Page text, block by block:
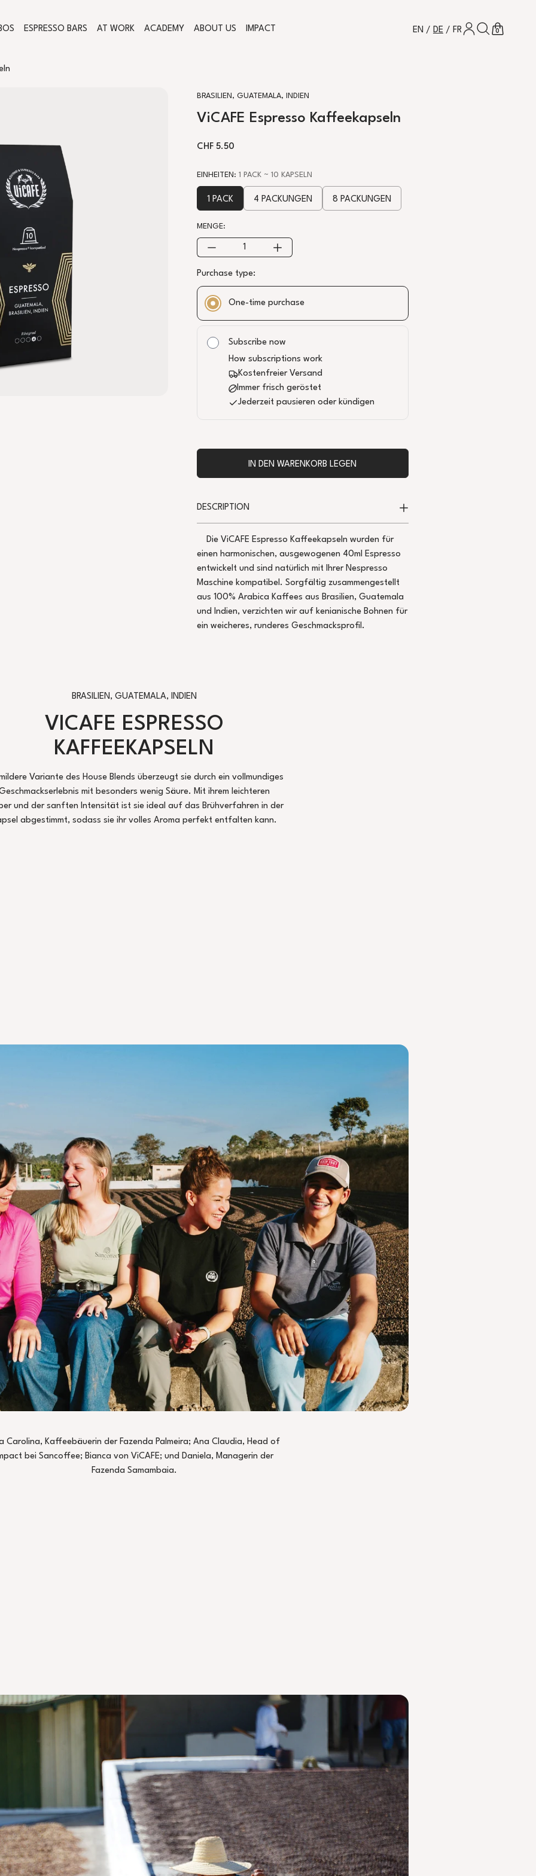
ESPRESSO BARS AT WORK ACADEMY ABOUT US IMPACT EN / DE / FREINLOGGEN
SUCHEN
0
BRASILIEN, GUATEMALA, INDIEN
ViCAFE Espresso Kaffeekapseln
NORMALER PREIS
CHF 5.50
EINHEITEN : 1 PACK~ 10 KAPSELN
1 PACK 4 PACKUNGEN 8 PACKUNGEN
MENGE:
Purchase type:
One-time purchase
Subscribe now
How subscriptions work
Kostenfreier Versand
Immer frisch geröstet
Jederzeit pausieren oder kündigen
IN DEN WARENKORB LEGEN
DESCRIPTION
Die ViCAFE Espresso Kaffeekapseln wurden für
einen harmonischen, ausgewogenen 40ml Espresso
entwickelt und sind natürlich mit Ihrer Nespresso
Maschine kompatibel. Sorgfältig zusammengestellt
aus 100% Arabica Kaffees aus Brasilien, Guatemala
und Indien, verzichten wir auf kenianische Bohnen für
ein weicheres, runderes Geschmacksprofil.
BRASILIEN, GUATEMALA, INDIEN
VICAFE ESPRESSO
KAFFEEKAPSELN
Variante des House Blends überzeugt sie durch ein vollmundiges
mit besonders wenig Säure. Mit ihrem leichteren
und der sanften Intensität ist sie ideal auf das Brühverfahren in der
abgestimmt, sodass sie ihr volles Aroma perfekt entfalten kann.
Carolina, Kaffeebäuerin der Fazenda Palmeira; Ana Claudia, Head of
bei Sancoffee; Bianca von ViCAFE; und Daniela, Managerin der
Fazenda Samambaia.